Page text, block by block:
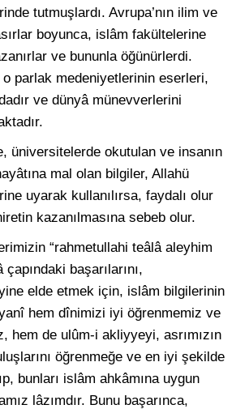
tutmuşlardı. Avrupa’nın ilim ve
boyunca, islâm fakültelerine
ve bununla öğünürlerdi.
o parlak medeniyetlerinin eserleri,
ve dünyâ münevverlerini
üniversitelerde okutulan ve insanın
mal olan bilgiler, Allahü
uyarak kullanılırsa, faydalı olur
kazanılmasına sebeb olur.
“rahmetullahi teâlâ aleyhim
çapındaki başarılarını,
elde etmek için, islâm bilgilerinin
yanî hem dînimizi iyi öğrenmemiz ve
hem de ulûm-i akliyyeyi, asrımızın
öğrenmeğe ve en iyi şekilde
bunları islâm ahkâmına uygun
lâzımdır. Bunu başarınca,